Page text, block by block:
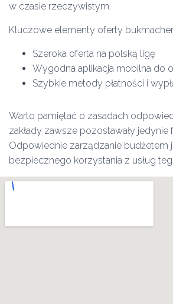
w czasie rzeczywistym.
Kluczowe elementy oferty
Szeroka oferta na polską ligę
Wygodna aplikacja mobilna do
Szybkie metody płatności i
Warto pamiętać o zasadach
zakłady zawsze pozostawały
Odpowiednie zarządzanie budżetem
bezpiecznego korzystania z usług